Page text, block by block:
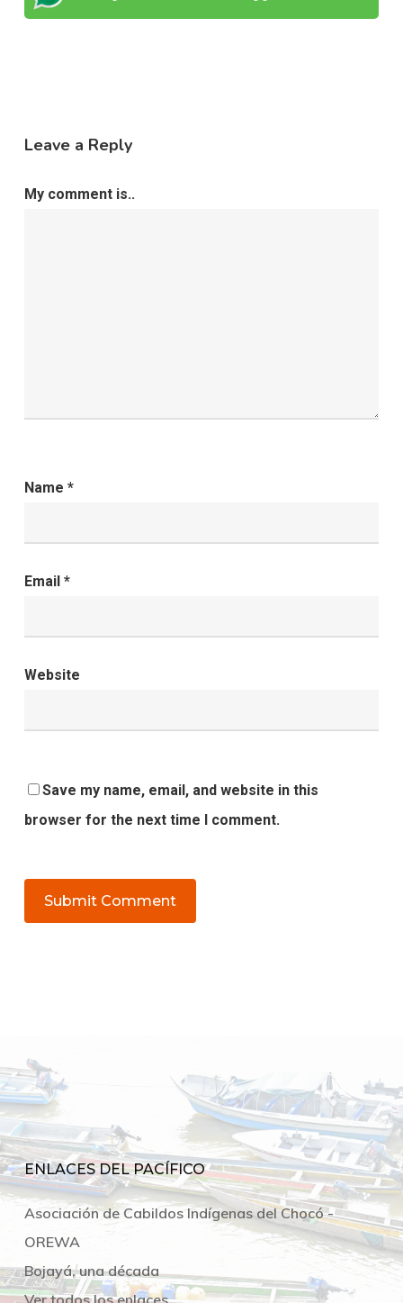
Leave a Reply
My comment is..
Name *
Email *
Website
Save my name, email, and website in this
browser for the next time I comment.
ENLACES DEL PACÍFICO
Asociación de Cabildos Indígenas del Chocó -
OREWA
Bojayá, una década
Ver todos los enlaces